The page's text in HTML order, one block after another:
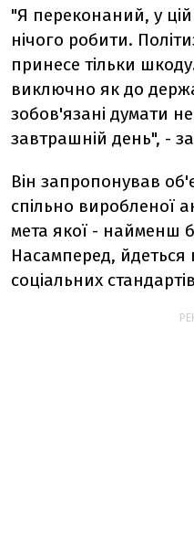
"Я переконаний, у цій
нічого робити.
принесе тільки
виключно як до
зобов'язані думати
завтрашній день", -
Він запропонував
спільно виробленої
мета якої - найменш
Насамперед,
соціальних